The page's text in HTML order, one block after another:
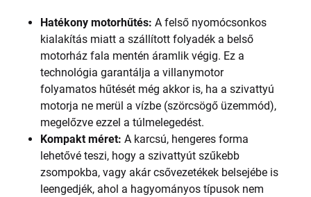
Hatékony motorhűtés: A felső nyomócsonkos
kialakítás miatt a szállított folyadék a belső
motorház fala mentén áramlik végig. Ez a
technológia garantálja a villanymotor
folyamatos hűtését még akkor is, ha a szivattyú
motorja ne merül a vízbe (szörcsögő üzemmód),
megelőzve ezzel a túlmelegedést.
Kompakt méret: A karcsú, hengeres forma
lehetővé teszi, hogy a szivattyút szűkebb
zsompokba, vagy akár csővezetékek belsejébe is
leengedjék, ahol a hagyományos típusok nem